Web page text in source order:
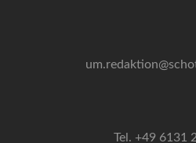
Tel. +49 6131